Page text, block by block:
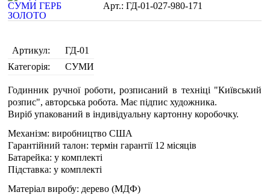
ГД-01-027-980-171
Артикул:
ГД-01
Категорія:
СУМИ
Годинник ручної роботи, розписаний в техніці "Київський
розпис", авторська робота. Має підпис художника.
Виріб упакований в індивідуальну картонну коробочку.
Механізм: виробництво США
Гарантійний талон: термін гарантії 12 місяців
Батарейка: у комплекті
Підставка: у комплекті
Матеріал виробу: дерево (МДФ)